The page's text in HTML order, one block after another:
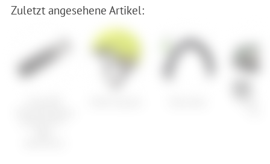
Zuletzt angesehene Artikel: